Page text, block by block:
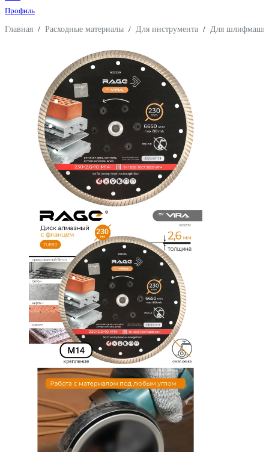
Профиль
Главная / Расходные материалы / Для инструмента / Для